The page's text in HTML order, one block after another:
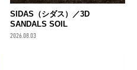
SIDAS（シダス）／3D
SANDALS SOIL
2026.08.03